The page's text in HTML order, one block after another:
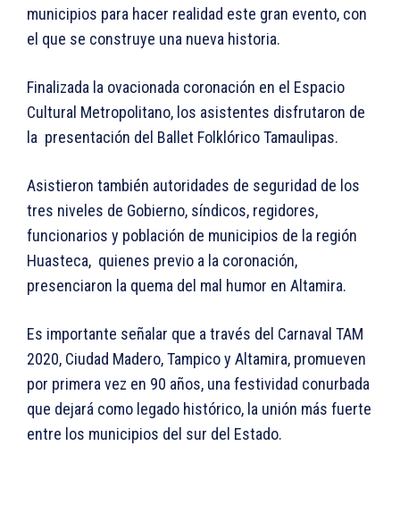
municipios para hacer realidad este gran evento, con
el que se construye una nueva historia.
Finalizada la ovacionada coronación en el Espacio
Cultural Metropolitano, los asistentes disfrutaron de
la presentación del Ballet Folklórico Tamaulipas.
Asistieron también autoridades de seguridad de los
tres niveles de Gobierno, síndicos, regidores,
funcionarios y población de municipios de la región
Huasteca, quienes previo a la coronación,
presenciaron la quema del mal humor en Altamira.
Es importante señalar que a través del Carnaval TAM
2020, Ciudad Madero, Tampico y Altamira, promueven
por primera vez en 90 años, una festividad conurbada
que dejará como legado histórico, la unión más fuerte
entre los municipios del sur del Estado.